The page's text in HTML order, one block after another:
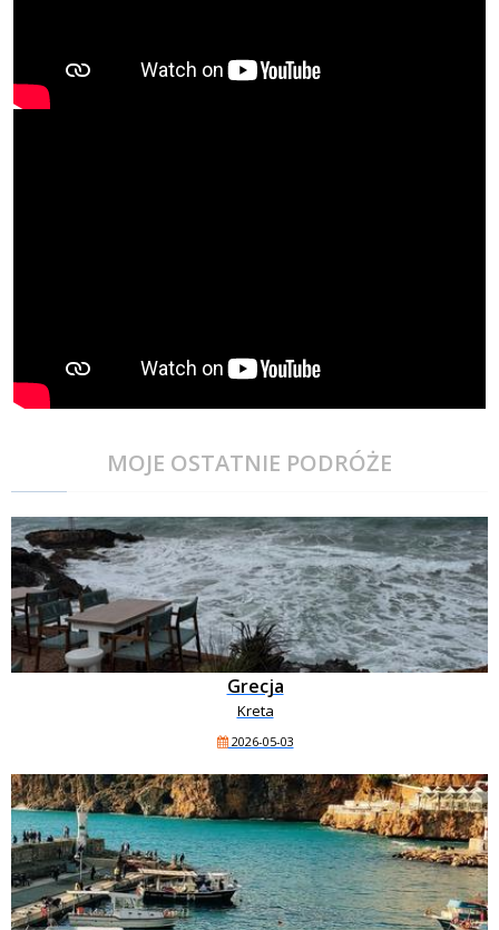
MOJE OSTATNIE PODRÓŻE
Grecja
Kreta
2026-05-03